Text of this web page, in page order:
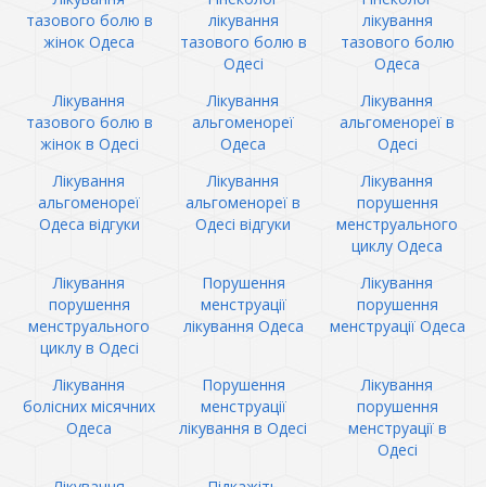
тазового болю в
жінок Одеса
лікування
тазового болю в
Одесі
лікування
тазового болю
Одеса
Лікування
тазового болю в
жінок в Одесі
Лікування
альгоменореї
Одеса
Лікування
альгоменореї в
Одесі
Лікування
альгоменореї
Одеса відгуки
Лікування
альгоменореї в
Одесі відгуки
Лікування
порушення
менструального
циклу Одеса
Лікування
порушення
менструального
циклу в Одесі
Порушення
менструації
лікування Одеса
Лікування
порушення
менструації Одеса
Лікування
болісних місячних
Одеса
Порушення
менструації
лікування в Одесі
Лікування
порушення
менструації в
Одесі